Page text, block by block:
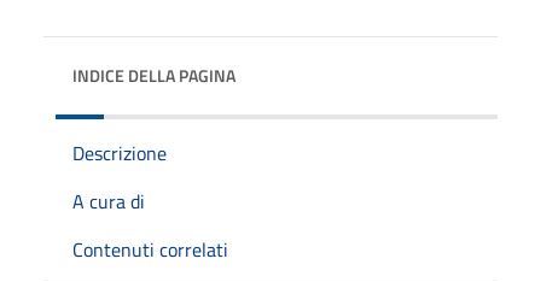
INDICE DELLA PAGINA
Descrizione
A cura di
Contenuti correlati